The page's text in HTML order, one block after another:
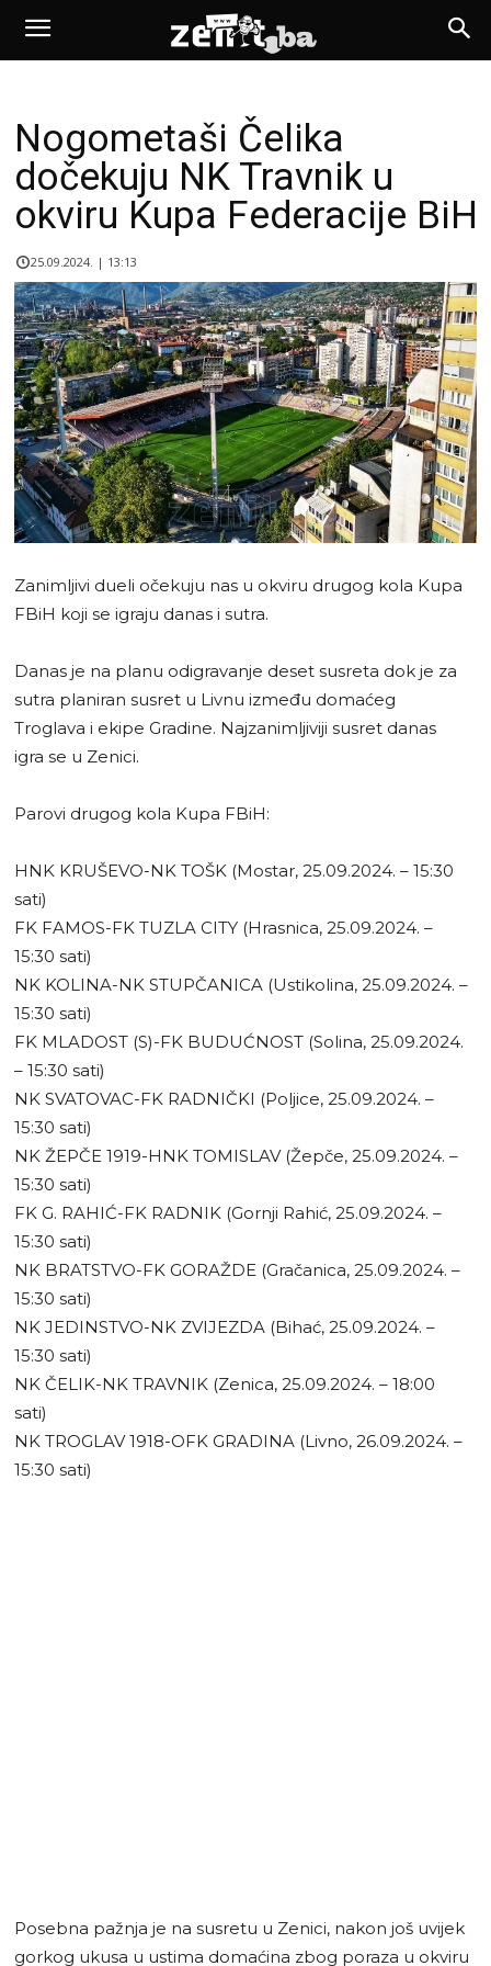
Nogometaši Čelika
dočekuju NK Travnik u
okviru Kupa Federacije BiH
25.09.2024. | 13:13
Zanimljivi dueli očekuju nas u okviru drugog kola Kupa
FBiH koji se igraju danas i sutra.
Danas je na planu odigravanje deset susreta dok je za
sutra planiran susret u Livnu između domaćeg
Troglava i ekipe Gradine. Najzanimljiviji susret danas
igra se u Zenici.
Parovi drugog kola Kupa FBiH:
HNK KRUŠEVO-NK TOŠK (Mostar, 25.09.2024. – 15:30
sati)
FK FAMOS-FK TUZLA CITY (Hrasnica, 25.09.2024. –
15:30 sati)
NK KOLINA-NK STUPČANICA (Ustikolina, 25.09.2024. –
15:30 sati)
FK MLADOST (S)-FK BUDUĆNOST (Solina, 25.09.2024.
– 15:30 sati)
NK SVATOVAC-FK RADNIČKI (Poljice, 25.09.2024. –
15:30 sati)
NK ŽEPČE 1919-HNK TOMISLAV (Žepče, 25.09.2024. –
15:30 sati)
FK G. RAHIĆ-FK RADNIK (Gornji Rahić, 25.09.2024. –
15:30 sati)
NK BRATSTVO-FK GORAŽDE (Gračanica, 25.09.2024. –
15:30 sati)
NK JEDINSTVO-NK ZVIJEZDA (Bihać, 25.09.2024. –
15:30 sati)
NK ČELIK-NK TRAVNIK (Zenica, 25.09.2024. – 18:00
sati)
NK TROGLAV 1918-OFK GRADINA (Livno, 26.09.2024. –
15:30 sati)
Posebna pažnja je na susretu u Zenici, nakon još uvijek
gorkog ukusa u ustima domaćina zbog poraza u okviru